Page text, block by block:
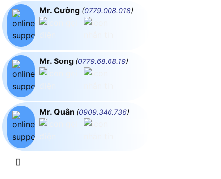
Mr. Cường (0779.008.018)
Mr. Song (0779.68.68.19)
Mr. Quân (0909.346.736)